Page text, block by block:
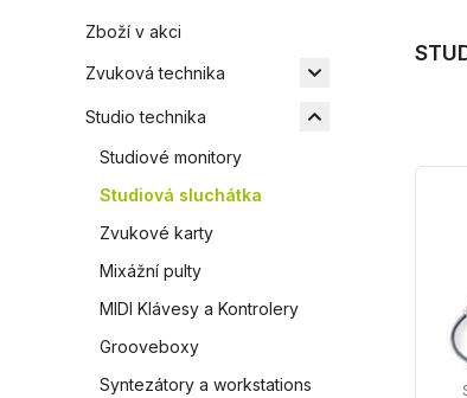
Zboží v akci
Zvuková technika
Studio technika
Studiové monitory
Studiová sluchátka
Zvukové karty
Mixážní pulty
MIDI Klávesy a Kontrolery
Grooveboxy
Syntezátory a workstations